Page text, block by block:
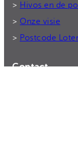
> Hivos en de
> Onze visie
> Postcode
Contact